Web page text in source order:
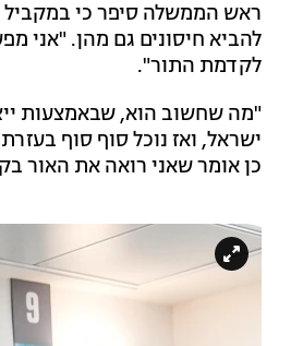
ראש הממשלה סיפר כי במקביל
להביא חיסונים גם מהן. "אני
לקדמת התור".
"מה שחשוב הוא, שבאמצעות
ישראל, ואז נוכל סוף סוף
כן אומר שאני רואה את האור